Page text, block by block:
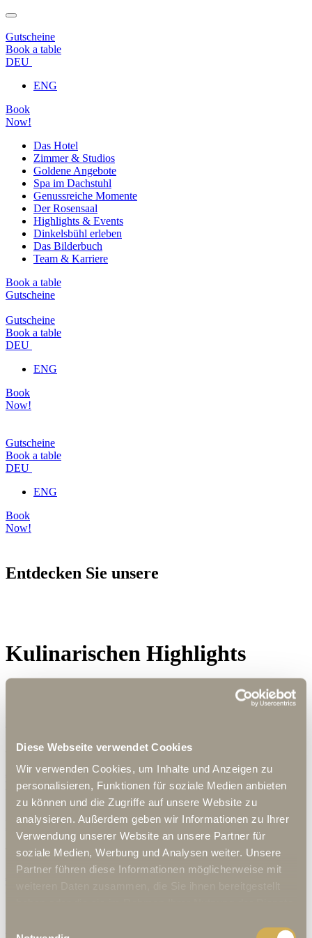
Diese Webseite verwendet Cookies
Wir verwenden Cookies, um Inhalte und Anzeigen zu
personalisieren, Funktionen für soziale Medien anbieten
zu können und die Zugriffe auf unsere Website zu
analysieren. Außerdem geben wir Informationen zu Ihrer
Verwendung unserer Website an unsere Partner für
soziale Medien, Werbung und Analysen weiter. Unsere
Partner führen diese Informationen möglicherweise mit
Gutscheine
Book a table
DEU
ENG
Book
Now!
Das Hotel
Zimmer & Studios
Goldene Angebote
Spa im Dachstuhl
Genussreiche Momente
Der Rosensaal
Highlights & Events
Dinkelsbühl erleben
Das Bilderbuch
Team & Karriere
Book a table
Gutscheine
Gutscheine
Book a table
DEU
ENG
Book
Now!
Gutscheine
Book a table
DEU
ENG
Book
Now!
Entdecken Sie unsere
Kulinarischen Highlights
Jeden Samstag und Sonntag von 15:00 - 17:00 Uhr
Jetzt mehr erfahren
Tisch reservieren
Degustationsmenü in der Kantine Rosine
Täglich von 17:30 - 19:30 Uhr
Jetzt mehr erfahren